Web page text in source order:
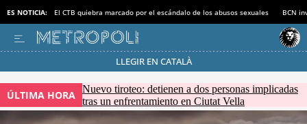
ES NOTICIA: El CTB quiebra marcado por el escándalo de los abusos sexuales BCN
LLEGIR EN CATALÀ
Pásate al MODO AHORRO
ÚLTIMA HORA Nuevo tiroteo: detienen a dos personas implicadas
tras un enfrentamiento en Ciutat Vella